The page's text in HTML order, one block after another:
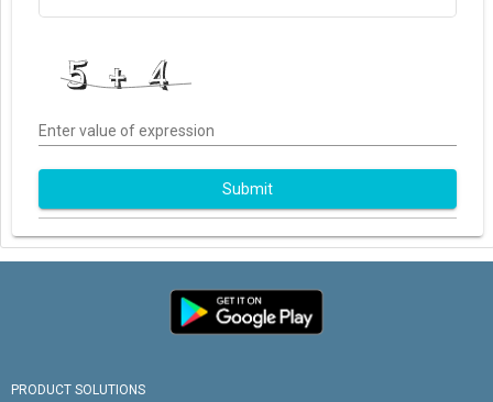
Enter value of expression
Submit
PRODUCT SOLUTIONS